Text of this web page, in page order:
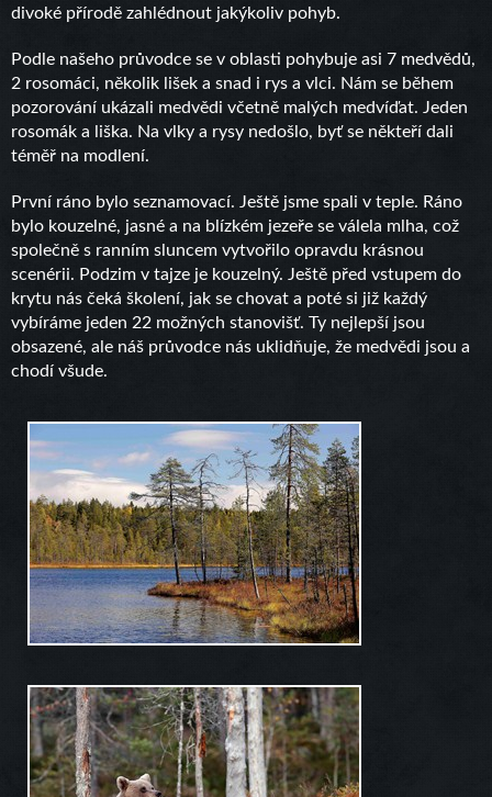
divoké přírodě zahlédnout jakýkoliv pohyb.
Podle našeho průvodce se v oblasti pohybuje asi 7 medvědů,
2 rosomáci, několik lišek a snad i rys a vlci. Nám se během
pozorování ukázali medvědi včetně malých medvíďat. Jeden
rosomák a liška. Na vlky a rysy nedošlo, byť se někteří dali
téměř na modlení.
První ráno bylo seznamovací. Ještě jsme spali v teple. Ráno
bylo kouzelné, jasné a na blízkém jezeře se válela mlha, což
společně s ranním sluncem vytvořilo opravdu krásnou
scenérii. Podzim v tajze je kouzelný. Ještě před vstupem do
krytu nás čeká školení, jak se chovat a poté si již každý
vybíráme jeden 22 možných stanovišť. Ty nejlepší jsou
obsazené, ale náš průvodce nás uklidňuje, že medvědi jsou a
chodí všude.